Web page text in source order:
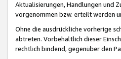
Aktualisierungen, Handlungen und
vorgenommen bzw. erteilt werden
Ohne die ausdrückliche vorherige
abtreten. Vorbehaltlich dieser
rechtlich bindend, gegenüber den